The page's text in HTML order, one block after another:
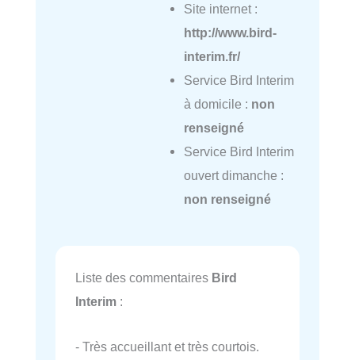
Site internet :
http://www.bird-
interim.fr/
Service Bird Interim
à domicile : non
renseigné
Service Bird Interim
ouvert dimanche :
non renseigné
Liste des commentaires Bird
Interim :
- Très accueillant et très courtois.